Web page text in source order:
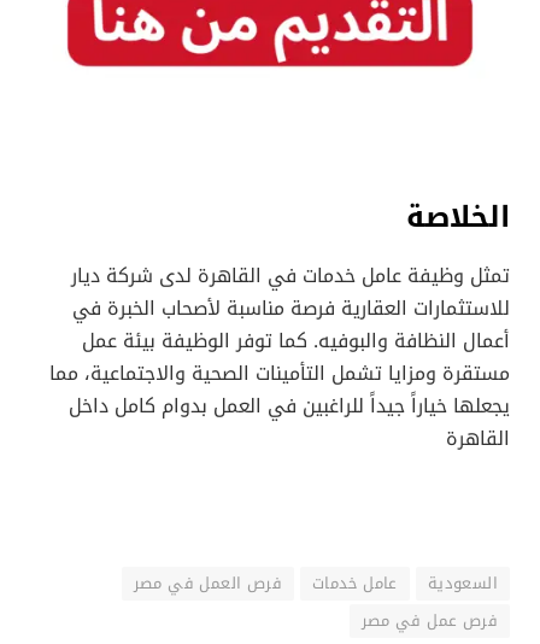
الخلاصة
تمثل وظيفة عامل خدمات في القاهرة لدى شركة ديار
للاستثمارات العقارية فرصة مناسبة لأصحاب الخبرة في
أعمال النظافة والبوفيه. كما توفر الوظيفة بيئة عمل
مستقرة ومزايا تشمل التأمينات الصحية والاجتماعية، مما
يجعلها خياراً جيداً للراغبين في العمل بدوام كامل داخل
القاهرة
السعودية عامل خدمات
فرص العمل في مصر
فرص عمل في مصر